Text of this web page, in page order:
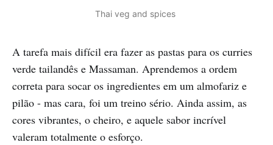
Thai veg and spices
A tarefa mais difícil era fazer as pastas para os curries
verde tailandês e Massaman. Aprendemos a ordem
correta para socar os ingredientes em um almofariz e
pilão - mas cara, foi um treino sério. Ainda assim, as
cores vibrantes, o cheiro, e aquele sabor incrível
valeram totalmente o esforço.